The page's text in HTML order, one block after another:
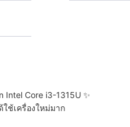
Intel Core i3-1315U ✨
ช้เครื่องใหม่มาก